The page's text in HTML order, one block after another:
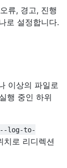
류, 경고, 진행
로 설정합니다.
이상의 파일로
행 중인 하위
--log-to-
로 리디렉션